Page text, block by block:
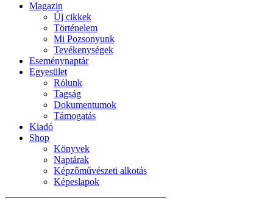
Magazin
Új cikkek
Történelem
Mi Pozsonyunk
Tevékenységek
Eseménynaptár
Egyesület
Rólunk
Tagság
Dokumentumok
Támogatás
Kiadó
Shop
Könyvek
Naptárak
Képzőművészeti alkotás
Képeslapok